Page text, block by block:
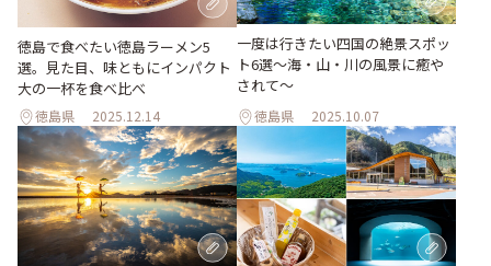
徳島で食べたい徳島ラーメン5
選。見た目、味ともにインパクト
大の一杯を食べ比べ
徳島県 2025.12.14
一度は行きたい四国の絶景スポッ
ト6選〜海・山・川の風景に癒や
されて〜
徳島県 2025.10.07